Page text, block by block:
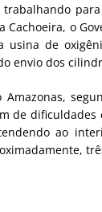
trabalhando
Cachoeira, o
usina de
envio dos
Amazonas,
de dificuldades
ao